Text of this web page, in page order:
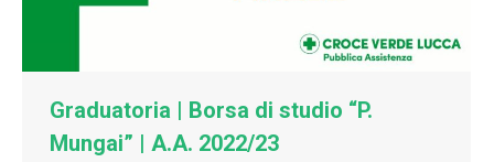
Graduatoria | Borsa di studio “P.
Mungai” | A.A. 2022/23